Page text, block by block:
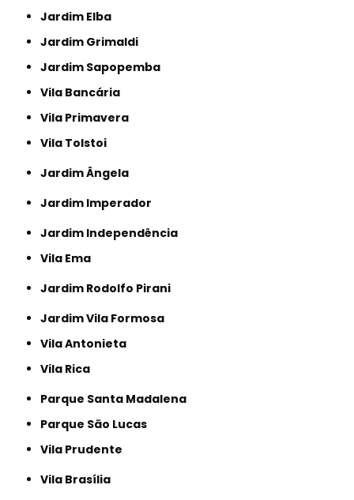
Jardim Elba
Jardim Grimaldi
Jardim Sapopemba
Vila Bancária
Vila Primavera
Vila Tolstoi
Jardim Ângela
Jardim Imperador
Jardim Independência
Vila Ema
Jardim Rodolfo Pirani
Jardim Vila Formosa
Vila Antonieta
Vila Rica
Parque Santa Madalena
Parque São Lucas
Vila Prudente
Vila Brasília